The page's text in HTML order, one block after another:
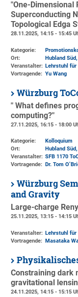
"One-Dimensional
Superconducting
Topological Edga
28.11.2025, 14:15 - 15:45
Kategorie:
Ort:
Hubland
Veranstalter: Lehrstuhl für
Vortragende: Yu Wang
Würzburg
" What defines
computing?"
27.11.2025, 16:15 - 18:00
Kategorie:
Kolloquium
Ort:
Hubland
Veranstalter: SFB 1170
Vortragende:
Dr. Tom
Würzburg
and Gravity
Large-charge
25.11.2025, 13:15 - 14:15
Veranstalter: Lehrstuhl für
Vortragende: Masataka
Constraining dark
gravitational
24.11.2025, 14:15 - 15:15